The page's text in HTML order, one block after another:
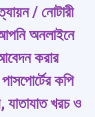
/ নোটারী
অনলাইনে
করার
কপি
খরচ ও